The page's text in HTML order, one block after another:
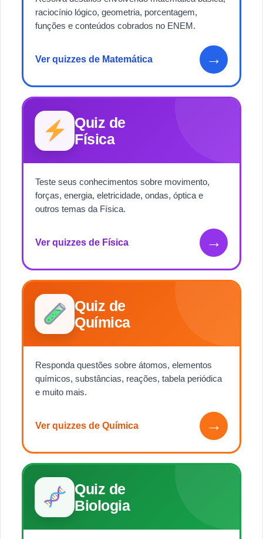
raciocínio lógico, geometria, porcentagem,
funções e conteúdos cobrados no ENEM.
Ver quizzes de Matemática →
Quiz de
Física
Teste seus conhecimentos sobre movimento,
forças, energia, eletricidade, ondas, óptica e
outros temas da Física.
Ver quizzes de Física →
Quiz de
Química
Responda questões sobre átomos, elementos
químicos, substâncias, reações, tabela periódica
e muito mais.
Ver quizzes de Química →
Quiz de
Biologia